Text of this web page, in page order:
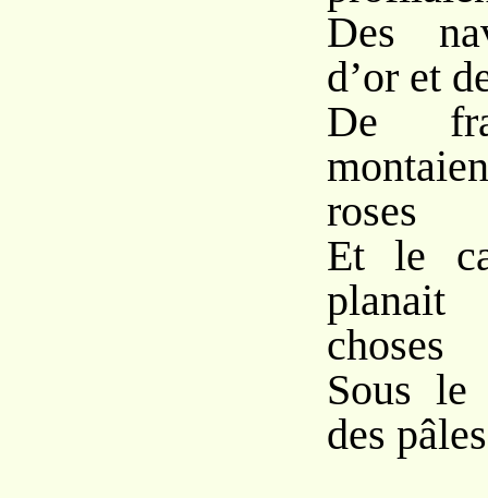
Des
d’or et
De
roses
Et le
choses
Sous le
des